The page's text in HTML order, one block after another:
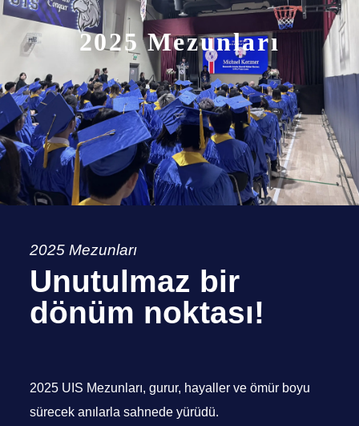
2025 Mezunları
2025 Mezunları
Unutulmaz bir
dönüm noktası!
2025 UIS Mezunları, gurur, hayaller ve ömür boyu
sürecek anılarla sahnede yürüdü.